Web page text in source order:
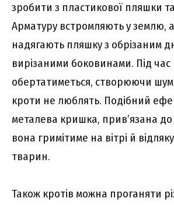
зробити з пластикової пляшки
Арматуру встромляють у землю,
надягають пляшку з обрізаним
вирізаними боковинами. Під час
обертатиметься, створюючи шум
кроти не люблять. Подібний
металева кришка, прив’язана
вона гримітиме на вітрі й
тварин.
Також кротів можна проганяти